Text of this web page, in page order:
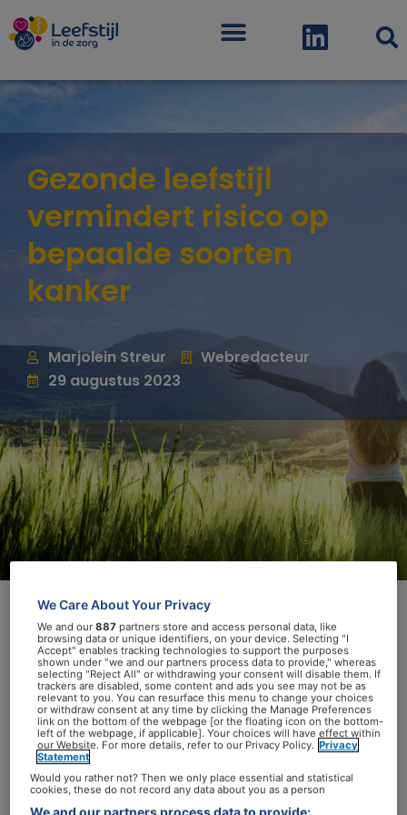
Menu
Gezonde leefstijl
vermindert risico op
bepaalde soorten
kanker
Marjolein Streur
Webredacteur
29 augustus 2023
Een gezonde leefstijl speelt een
belangrijke rol in het terugdringen van het
aantal nieuwe gevallen van kanker. Dat
blijkt uit een systematisch review en
meta-analyse van Newcastle University,
dat werd gepubliceerd in het tijdschrift
Cancer. Het volgen van leefstijladviezen
van het Wereld Kanker Onderzoek Fonds
We Care About Your Privacy
We and our887 partners store and access personal data, like
browsing data or unique identifiers, on your device. Selecting "I
Accept" enables tracking technologies to support the purposes
shown under "we and our partners process data to provide," whereas
selecting "Reject All" or withdrawing your consent will disable them. If
trackers are disabled, some content and ads you see may not be as
relevant to you. You can resurface this menu to change your choices
or withdraw consent at any time by clicking the Manage Preferences
link on the bottom of the webpage [or the floating icon on the bottom-
left of the webpage, if applicable]. Your choices will have effect within
our Website. For more details, refer to our Privacy Policy. Privacy
Statement
Would you rather not? Then we only place essential and statistical
cookies, these do not record any data about you as a person
We and our partners process data to provide: